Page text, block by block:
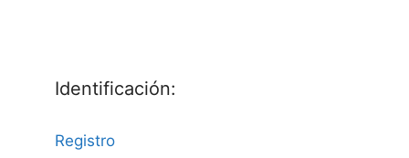
Identificación:
Registro